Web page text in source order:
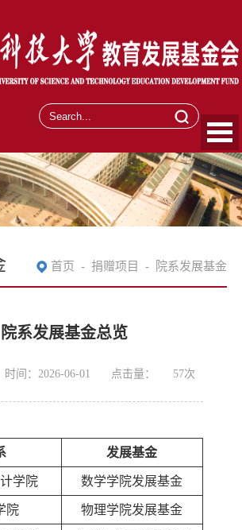
首页 - 捐赠项目 - 院系发展基金
院系发展基金总览
时间：2026-06-01 点击量： 57次
发展基金
学院 数学学院发展基金
院 物理学院发展基金